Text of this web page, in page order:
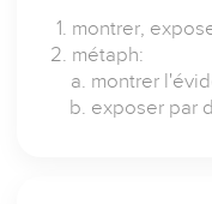
montrer,
métaph:
montrer
exposer par